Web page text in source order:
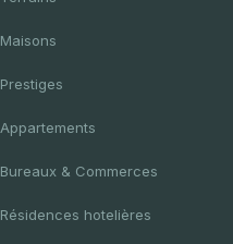
Maisons
Prestiges
Appartements
Bureaux & Commerces
Résidences hotelières